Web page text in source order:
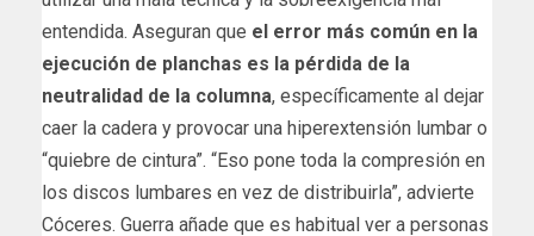
entendida. Aseguran que el error más común en la
ejecución de planchas es la pérdida de la
neutralidad de la columna, específicamente al dejar
caer la cadera y provocar una hiperextensión lumbar o
“quiebre de cintura”. “Eso pone toda la compresión en
los discos lumbares en vez de distribuirla”, advierte
Cóceres. Guerra añade que es habitual ver a personas